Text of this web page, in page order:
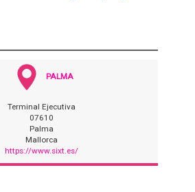
PALMA
Terminal Ejecutiva
07610
Palma
Mallorca
https://www.sixt.es/